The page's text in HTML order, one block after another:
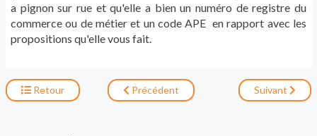
a pignon sur rue et qu'elle a bien un numéro de registre du
commerce ou de métier et un code APE en rapport avec les
propositions qu'elle vous fait.
Retour Précédent Suivant